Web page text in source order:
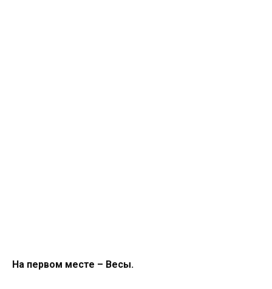
На первом месте – Весы.